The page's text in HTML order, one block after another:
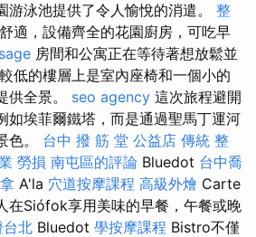
游泳池提供了令人愉悅的消遣。 整
適，設備齊全的花園廚房，可吃早
房間和公寓正在等待著想放鬆並
低的樓層上是室內座椅和一個小的
供全景。 seo agency 這次旅程避開
如埃菲爾鐵塔，而是通過聖馬丁運河
色。 台中 撥 筋 堂 公益店 傳統 整
勞損 南屯區的評論 Bluedot 台中喬
A'la 穴道按摩課程 高級外燴 Carte
在Siófok享用美味的早餐，午餐或晚
台北 Bluedot 學按摩課程 Bistro不僅